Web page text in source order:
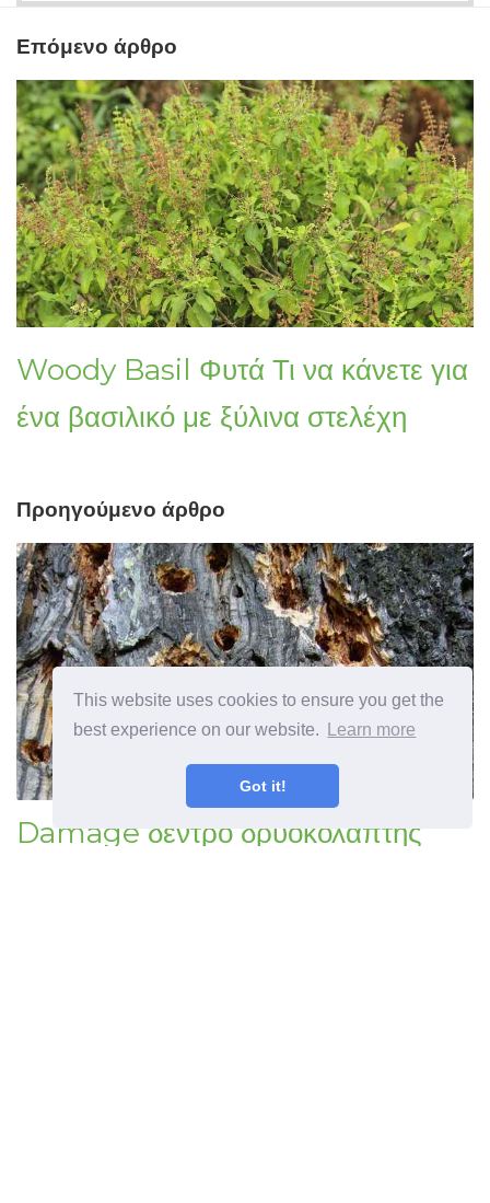
This website uses cookies to ensure you get the
best experience on our website.
Learn more
Got it!
Επόμενο άρθρο
Woody Basil Φυτά Τι να κάνετε για
ένα βασιλικό με ξύλινα στελέχη
Προηγούμενο άρθρο
Damage δέντρο δρυοκολάπτης